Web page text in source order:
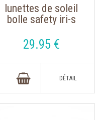
lunettes de soleil
bolle safety iri-s
pivotantes et nez
réglable "améliore
les contrastes"
29.95 €